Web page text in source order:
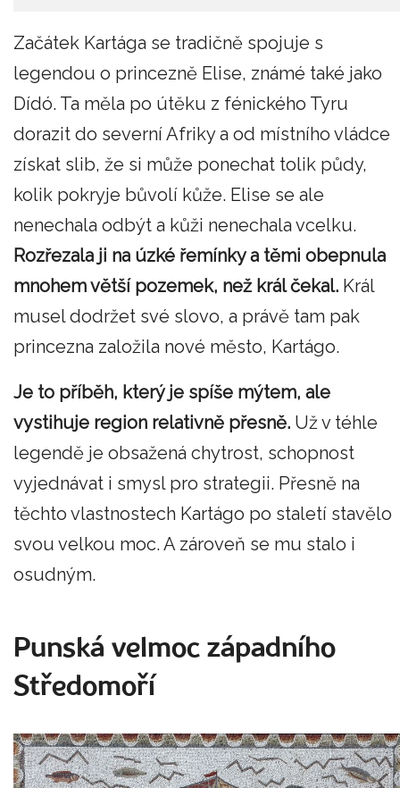
Začátek Kartága se tradičně spojuje s
legendou o princezně Elise, známé také jako
Dídó. Ta měla po útěku z fénického Tyru
dorazit do severní Afriky a od místního vládce
získat slib, že si může ponechat tolik půdy,
kolik pokryje bůvolí kůže. Elise se ale
nenechala odbýt a kůži nenechala vcelku.
Rozřezala ji na úzké řemínky a těmi obepnula
mnohem větší pozemek, než král čekal. Král
musel dodržet své slovo, a právě tam pak
princezna založila nové město, Kartágo.
Je to příběh, který je spíše mýtem, ale
vystihuje region relativně přesně. Už v téhle
legendě je obsažená chytrost, schopnost
vyjednávat i smysl pro strategii. Přesně na
těchto vlastnostech Kartágo po staletí stavělo
svou velkou moc. A zároveň se mu stalo i
osudným.
Punská velmoc západního
Středomoří